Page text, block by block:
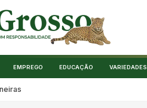
EMPREGO EDUCAÇÃO VARIEDADES